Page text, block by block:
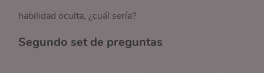
habilidad oculta, ¿cuál sería?
Segundo set de preguntas